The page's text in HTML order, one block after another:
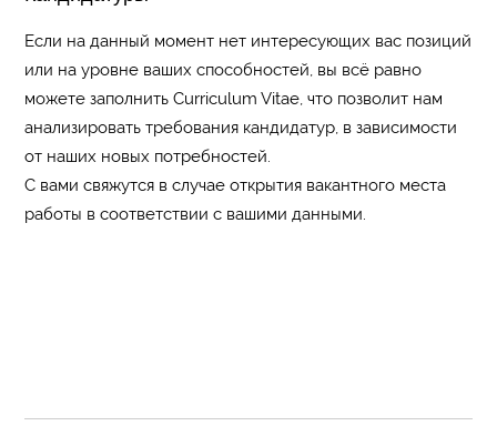
Если на данный момент нет интересующих вас позиций
или на уровне ваших способностей, вы всё равно
можете заполнить Curriculum Vitae, что позволит нам
анализировать требования кандидатур, в зависимости
от наших новых потребностей.
С вами свяжутся в случае открытия вакантного места
работы в соответствии с вашими данными.